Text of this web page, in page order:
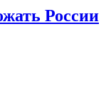
России